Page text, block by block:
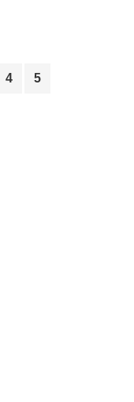
Pagina
4 Pagina
5